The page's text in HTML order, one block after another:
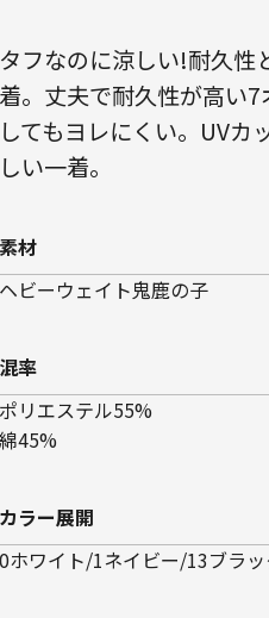
タフなのに涼しい!耐久性
着。丈夫で耐久性が高い
してもヨレにくい。UVカ
しい一着。
素材
ヘビーウェイト鬼鹿の子
混率
ポリエステル55%
綿45%
カラー展開
0ホワイト/1ネイビー/13ブラッ